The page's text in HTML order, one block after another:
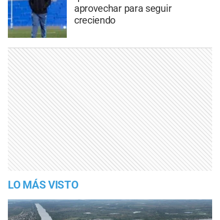
aprovechar para seguir
creciendo
LO MÁS VISTO